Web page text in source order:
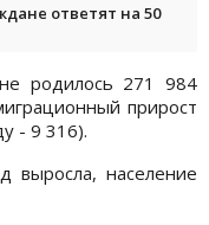
ответят на 50
родилось 271 984
прирост
- 9 316).
выросла, население